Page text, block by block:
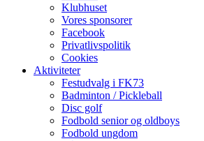
Klubhuset
Vores sponsorer
Facebook
Privatlivspolitik
Cookies
Aktiviteter
Festudvalg i FK73
Badminton / Pickleball
Disc golf
Fodbold senior og oldboys
Fodbold ungdom